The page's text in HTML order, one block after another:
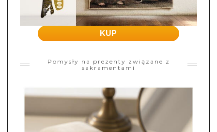
KUP
Pomysły na prezenty związane z
sakramentami